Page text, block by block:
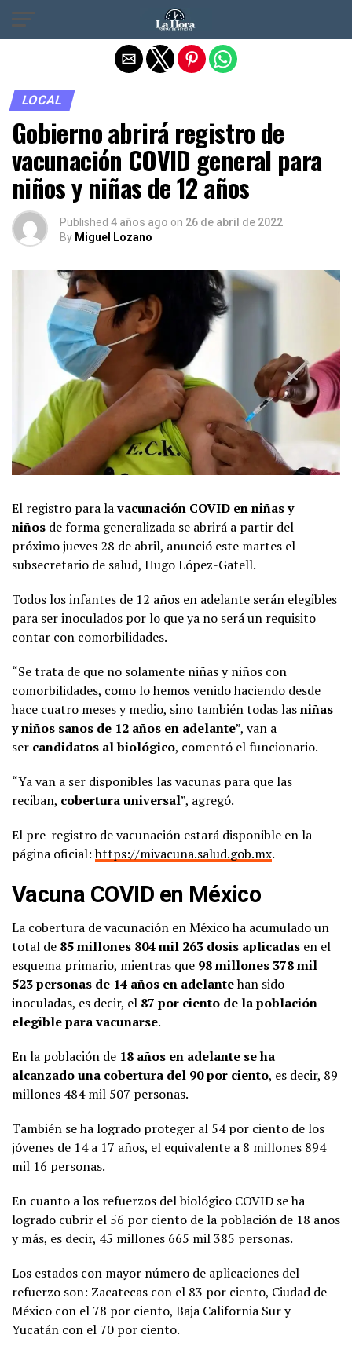
LOCAL
Gobierno abrirá registro de
vacunación COVID general para
niños y niñas de 12 años
Published 4 años ago on 26 de abril de 2022
By Miguel Lozano
El registro para lavacunación COVID en niñas y
niños de forma generalizada se abrirá a partir del
próximo jueves 28 de abril, anunció este martes el
subsecretario de salud, Hugo López-Gatell.
Todos los infantes de 12 años en adelante serán elegibles
para ser inoculados por lo que ya no será un requisito
contar con comorbilidades.
“Se trata de que no solamente niñas y niños con
comorbilidades, como lo hemos venido haciendo desde
hace cuatro meses y medio, sino también todas lasniñas
y niños sanos de 12 años en adelante”, van a
ser candidatos al biológico, comentó el funcionario.
“Ya van a ser disponibles las vacunas para que las
reciban, cobertura universal”, agregó.
El pre-registro de vacunación estará disponible en la
página oficial:https://mivacuna.salud.gob.mx.
Vacuna COVID en México
La cobertura de vacunación en México ha acumulado un
total de 85 millones 804 mil 263 dosis aplicadas en el
esquema primario, mientras que 98 millones 378 mil
523 personas de 14 años en adelantehan sido
inoculadas, es decir, el 87 por ciento de la población
elegible para vacunarse.
En la población de 18 años en adelante se ha
alcanzado una cobertura del 90 por ciento, es decir, 89
millones 484 mil 507 personas.
También se ha logrado proteger al 54 por ciento de los
jóvenes de 14 a 17 años, el equivalente a 8 millones 894
mil 16 personas.
En cuanto a los refuerzos del biológico COVID se ha
logrado cubrir el 56 por ciento de la población de 18 años
y más, es decir, 45 millones 665 mil 385 personas.
Los estados con mayor número de aplicaciones del
refuerzo son: Zacatecas con el 83 por ciento, Ciudad de
México con el 78 por ciento, Baja California Sur y
Yucatán con el 70 por ciento.
Salir de la versión móvil